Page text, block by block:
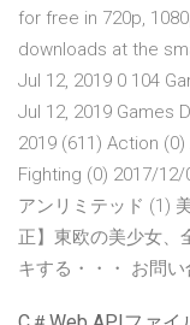
for free in 720p,
downloads at the
Jul 12, 2019 0 104
Jul 12, 2019 Games
2019 (611) Action
Fighting (0) 2017/
アンリミテッド (1)
正】東欧の美少女、
キする・・・ お問